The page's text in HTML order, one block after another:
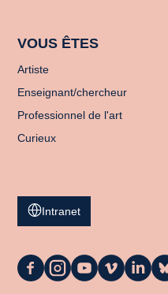
VOUS ÊTES
Artiste
Enseignant/chercheur
Professionnel de l'art
Curieux
Intranet
La
La
La
La
La
La